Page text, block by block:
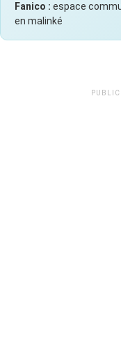
Fanico : espace
en malinké